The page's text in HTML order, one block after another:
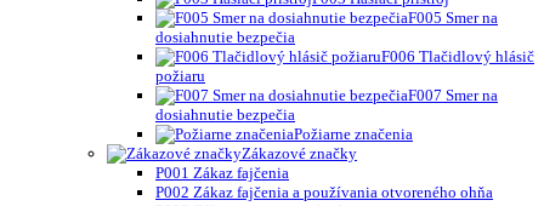
F005 Smer na
dosiahnutie bezpečia
F006 Tlačidlový hlásič
požiaru
F007 Smer na
dosiahnutie bezpečia
Požiarne značenia
Zákazové značky
P001 Zákaz fajčenia
P002 Zákaz fajčenia a používania otvoreného ohňa